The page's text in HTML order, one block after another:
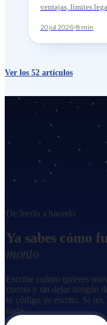
ventajas, límites
20 jul 2026 8 min
Ver los 52 artículos
De leerlo a hacerlo
Ya sabes cómo
monto
Escribe cuánto quieres
cuenta y sin dejar ningún
tu código ya escrito. Si no,
nada.